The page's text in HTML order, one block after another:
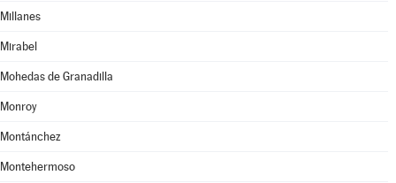
Millanes
Mirabel
Mohedas de Granadilla
Monroy
Montánchez
Montehermoso